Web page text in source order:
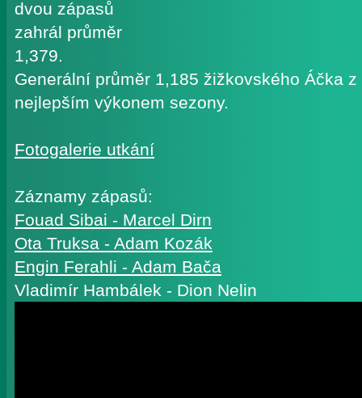
dvou zápasů
zahrál průměr
1,379.
Generální průměr 1,185 žižkovského Áčka
nejlepším výkonem sezony.
Fotogalerie utkání
Záznamy zápasů:
Fouad Sibai - Marcel Dirn
Ota Truksa - Adam Kozák
Engin Ferahli - Adam Bača
Vladimír Hambálek - Dion Nelin